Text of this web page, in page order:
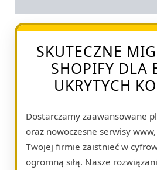
SKUTECZNE
SHOPIFY DLA
UKRYTYCH
Dostarczamy zaawansowane
oraz nowoczesne serwisy
Twojej firmie zaistnieć w
ogromną siłą. Nasze